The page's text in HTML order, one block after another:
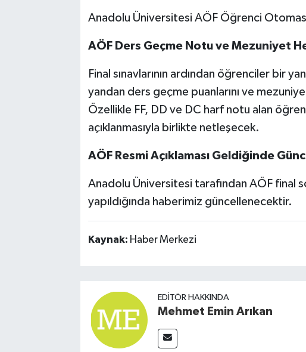
Anadolu Üniversitesi AÖF Öğrenci
AÖF Ders Geçme Notu ve Mezuniyet
Final sınavlarının ardından öğrenciler bir
yandan ders geçme puanlarını ve
Özellikle FF, DD ve DC harf notu alan
açıklanmasıyla birlikte netleşecek.
AÖF Resmi Açıklaması Geldiğinde
Anadolu Üniversitesi tarafından AÖF final
yapıldığında haberimiz güncellenecektir.
Kaynak: Haber Merkezi
EDITÖR HAKKINDA
Mehmet Emin Arıkan